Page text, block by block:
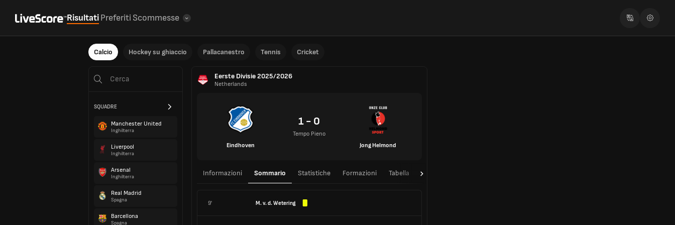
RisultatiPreferiti Scommesse
Calcio Hockey su ghiaccio Pallacanestro Tennis Cricket
SQUADRE
Manchester United
Inghilterra
Liverpool
Inghilterra
Arsenal
Inghilterra
Real Madrid
Spagna
Barcellona
Spagna
Eerste Divisie 2025/2026
Netherlands
Eindhoven
1 - 0
Tempo Pieno
Jong Helmond
Informazioni Sommario Statistiche Formazioni Tabella T/T
9' M. v. d. Wetering